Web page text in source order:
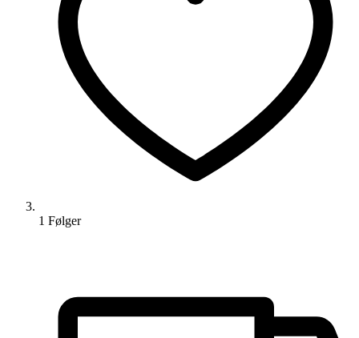
1 Følger